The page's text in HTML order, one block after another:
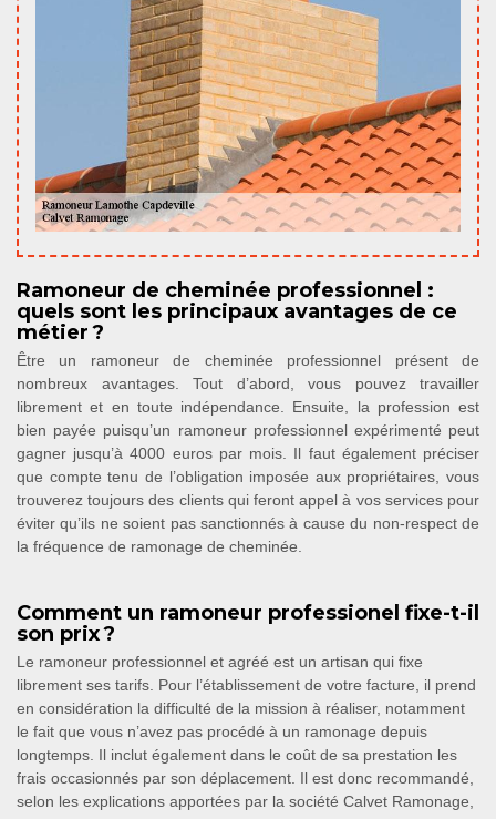
Ramoneur de cheminée professionnel :
quels sont les principaux avantages de ce
métier ?
Être un ramoneur de cheminée professionnel présent de
nombreux avantages. Tout d’abord, vous pouvez travailler
librement et en toute indépendance. Ensuite, la profession est
bien payée puisqu’un ramoneur professionnel expérimenté peut
gagner jusqu’à 4000 euros par mois. Il faut également préciser
que compte tenu de l’obligation imposée aux propriétaires, vous
trouverez toujours des clients qui feront appel à vos services pour
éviter qu’ils ne soient pas sanctionnés à cause du non-respect de
la fréquence de ramonage de cheminée.
Comment un ramoneur professionel fixe-t-il
son prix ?
Le ramoneur professionnel et agréé est un artisan qui fixe
librement ses tarifs. Pour l’établissement de votre facture, il prend
en considération la difficulté de la mission à réaliser, notamment
le fait que vous n’avez pas procédé à un ramonage depuis
longtemps. Il inclut également dans le coût de sa prestation les
frais occasionnés par son déplacement. Il est donc recommandé,
selon les explications apportées par la société Calvet Ramonage,